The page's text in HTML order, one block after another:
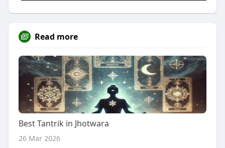
Read more
Best Tantrik in Jhotwara
26 Mar 2026